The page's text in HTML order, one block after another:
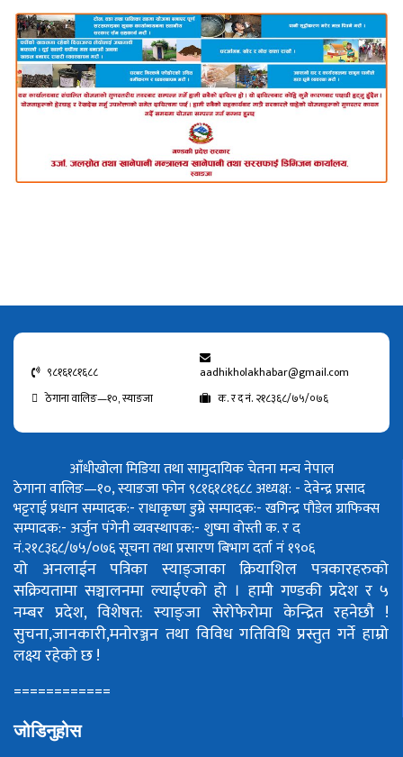
९८१६१८१६८८
aadhikholakhabar@gmail.com
ठेगाना वालिङ—१०, स्याङजा
क. र द नं. २१८३६८/७५/०७६
आँधीखोला मिडिया तथा सामुदायिक चेतना मन्च नेपाल
ठेगाना वालिङ—१०, स्याङजा फोन ९८१६१८१६८८अध्यक्ष: - देवेन्द्र प्रसाद
भट्टराईप्रधान सम्पादक:- राधाकृष्ण डुम्रेसम्पादक:- खगिन्द्र पौडेलग्राफिक्स
सम्पादक:- अर्जुन पंगेनीव्यवस्थापक:- शुष्मा वोस्तीक. र द
नं.२१८३६८/७५/०७६सूचना तथा प्रसारण बिभाग दर्ता नं १९०६
यो अनलाईन पत्रिका स्याङ्जाका क्रियाशिल पत्रकारहरुको
सक्रियतामा सञ्चालनमा ल्याईएको हो । हामी गण्डकी प्रदेश र ५
नम्बर प्रदेश, विशेषत: स्याङ्जा सेरोफेरोमा केन्द्रित रहनेछौ !
सुचना,जानकारी,मनोरञ्जन तथा विविध गतिविधि प्रस्तुत गर्ने हाम्रो
लक्ष्य रहेको छ !
============
जोडिनुहोस